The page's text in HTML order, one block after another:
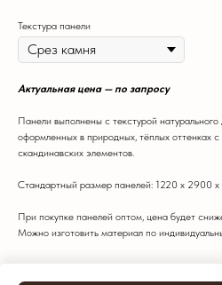
Текстура панели
Актуальная цена — по запросу
Панели выполнены с текстурой
оформленных в природных, тёплых оттенках
скандинавских элементов.
Стандартный размер панелей: 1220 х 2900
При покупке панелей оптом, цена будет
Можно изготовить материал по
Цвет: Классический